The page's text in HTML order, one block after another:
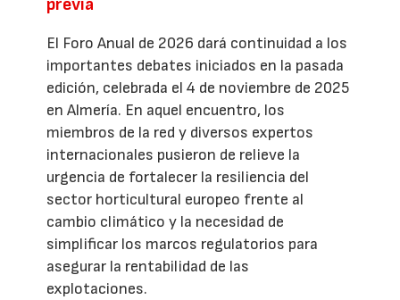
previa
El Foro Anual de 2026 dará continuidad a los
importantes debates iniciados en la pasada
edición, celebrada el 4 de noviembre de 2025
en Almería. En aquel encuentro, los
miembros de la red y diversos expertos
internacionales pusieron de relieve la
urgencia de fortalecer la resiliencia del
sector horticultural europeo frente al
cambio climático y la necesidad de
simplificar los marcos regulatorios para
asegurar la rentabilidad de las
explotaciones.